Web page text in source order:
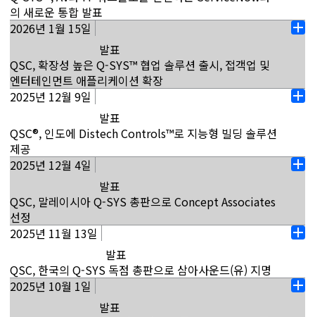
자세히 보기
줄링 패널 Q‑SYS RoomSuite 협업 바는 Microsoft
Teams® Rooms용 Windows 기반 장치로, 공통적이고
반복 가능한 ...전반에서 간단하게 구성하고 배포할 수 있
도록 설계되었습니다.
자세히 보기
다. Q-SYS Reflect의 시스템 통합 보기는 AV/IT 시스템
관리자에게 문제에 대응하기만 하는 대신 문제를 예측하
는 데 필요한 정보를 제공하여 시스템 가동 시간과 성능을
극대화할 수 있도록 지원합니다.또한, 모든 구독자가 포괄
적인 AV 시스템 데이터를 기존 IT 또는 건물 관리 플랫폼
으로 확장할 수 있는 Q-SYS Reflect API를 무료로 사용
할 수 있습니다. Q-SYS Reflect Plus…
자세히 보기
VisionSuite VSA-100 AI 가속기의 Microsoft Teams 인
증을 통해 Q-SYS의 Teams 인증 솔루션 포트폴리오를 확
장한다고 발표했습니다. 이번 인증은 Microsoft Teams
표준을 준수하는 혁신적인 하드웨어, 소프트웨어, 클라우
드 관리 기술을 통해 최첨단 엔터프라이즈급 협업 환경을
제공하려는 QSC의 노력이 반영된 성과입니다. 이러한 Q-
SYS 솔루션은 최신 업무 공간에 맞게 성능, 확장성, 안정
성을 최적화하는 원활한 통합을 바탕으로 기업이 자신 있
게 배포할 수 있도록 지원합니다. Q-SYS VisionSuite
VSA-100은 AI 기반 공간 자동화와 동적 자율 카메라 프레
이밍을 통해 더 자연스럽고 몰임도 높은 회의 환경을 제공
자세히 보기
의 새로운 통합 발표
캘리포니아주 코스타 메사 (2026년 1월 20일) - QSC는
오늘 고객이 AV 및 IT 워크플로를 능률화하도록 지원할
목적으로 ServiceNow와 새롭게 통합을 진행한다고 발표
했습니다. 이번 협업을 통해 Q-SYS의 데이터를
ServiceNow AI 플랫폼과 통합함으로써 엔터프라이즈 환
경 전반에서 자동화된 데이터 흐름, 더 빠른 응답 시간, 향
상된 사용자 지원이 제공됩니다. ServiceNow 빌드 파트
너인 Q-SYS Reflect® 애플리케이션은 ServiceNow에
대해 안전하고 자동화된 데이터 흐름을 제공하며
ServiceNow 스토어에서 구할 수 있습니다. Q-SYS 애플
리케이션은 ServiceNow에 대한 AV 시스템의 데이터 흐
름을 자동화함으로써 IT 서비스 관리(ITSM) 및 IT 자산
관리(ITAM)와 같은 애플리케이션을 지원합니다. 이를 통
해 기업은 현행 ServiceNow 워크플로를 사용하여 AV 기
술을 네이티브 방식으로 통합함으로써, 자동 티켓 생성 및
재고 업데이트가 가능하며, ... 최소화할 수 있습니다.
자세히 보기
2026년 1월 15일
발표
QSC, 확장성 높은 Q-SYS™ 협업 솔루션 출시, 접객업 및
엔터테인먼트 애플리케이션 확장
열
캘리포니아주 코스타 메사 (2026년 1월 15일) - 오디오,
비디오 및 제어 솔루션 분야의 시장 선도 기업인 QSC는
오늘 Q-SYS 풀 스택 AV 플랫폼 전반의 전략적 확장을 통
해 고성능 업무 공간 내 협업 공간을 표준화하는 새로운
솔루션을 출시하는 동시에, 네이티브 하드웨어 및 소프트
웨어 혁신을 통해 접객업 및 엔터테인먼트 애플리케이션
에 대한 지원도 강화한다고 발표했습니다. 이 확장에는 Q-
SYS RoomSuite Modular Systems, Zoom Rooms용
Q-SYS Connect, MPA-Q 시리즈 네트워크 앰프, X Class
Server Core X50r, 제어 및 UCI 교육 마일스톤 자격 증명
이 포함됩니다. Q-SYS RoomSuite Modular Systems
Q-SYS RoomSuite Modular Systems는 협업 시스템
데 대한 새로운 하드웨어 및 소프트웨어 접근 방식을 소개
하며, 표준화된 중대형 공간을 대규모로 신속하게 배포할
2025년 12월 9일
발표
QSC®, 인도에 Distech Controls™로 지능형 빌딩 솔루션
제공
열
인도 벵갈루루(2025년 12월 9일) - QSC는 인도에서
Distech Controls와 함께 지능형 빌딩 관리 솔루션을 제
공함으로써 QSC India가 제품 영업, 시장 개발, 교육, 기
술 지원에 종사할 수 있도록 지원할 예정입니다. 지난 여
러 해 동안 QSC는 지속적인 투자와 전략적 확장을 통해
인도 시장에 대한 강력한 의지를 보여 왔습니다. 현지 사
무소 설립을 시작으로 벵갈루루에 Q-SYS™ 체험 센터를
개설하는 등 꾸준히 입지를 확장해 왔으며, 고객들은 이제
여기에서 Q‑SYS 통합 기능과 함께 Distech Controls 솔
루션이 실제로 작동하는 모습을 볼 수 있습니다. Distech
2025년 12월 4일
발표
QSC, 말레이시아 Q-SYS 총판으로 Concept Associates
선정
열
홍콩 가우룽(2025년 12월 4일) - QSC는 2025년 11월 4
일자로 말레이시아 Q-SYS 포트폴리오의 새로운 독점 유
통업체로 Concept Associates(KL) Sdn Bhd를 지명한
다고 기꺼이 발표했습니다. "Concept Associates의 현
지 전문 지식과 전문성에 집중 교육과 포괄적인 판매 전후
지원이 결합됨에 따라 QSC가 지역 내 발전을 추구하는 데
2025년 11월 13일
발표
QSC, 한국의 Q-SYS 독점 총판으로 삼아사운드(유) 지명
열
홍콩 카오룽(2025년 11월 13일) - QSC Asia Ltd.는 집중
적인 유통 전략을 통해 한국에서의 입지를 지속적으로 강
2025년 10월 1일
발표
열